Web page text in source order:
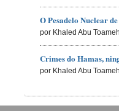
O Pesadelo Nuclear
por Khaled Abu Toameh
Crimes do Hamas,
por Khaled Abu Toameh